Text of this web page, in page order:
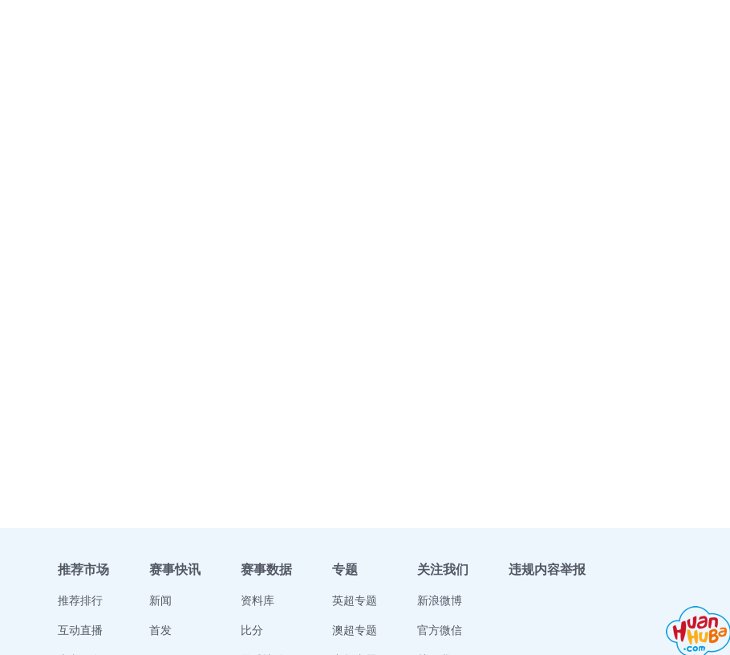
推荐市场
推荐排行
互动直播
赛事快讯
新闻
首发
赛事数据
资料库
比分
专题
英超专题
澳超专题
关注我们
新浪微博
官方微信
违规内容举报